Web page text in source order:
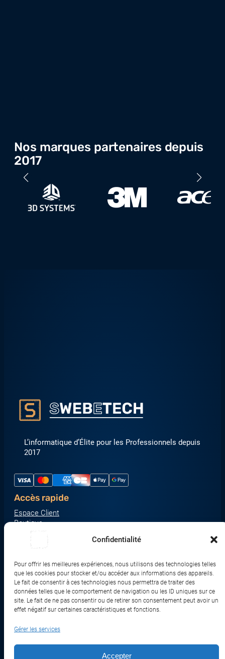
Confidentialité
Pour offrir les meilleures expériences, nous utilisons des technologies telles
que les cookies pour stocker et/ou accéder aux informations des appareils.
Le fait de consentir à ces technologies nous permettra de traiter des
données telles que le comportement de navigation ou les ID uniques sur ce
site. Le fait de ne pas consentir ou de retirer son consentement peut avoir un
effet négatif sur certaines caractéristiques et fonctions.
Gérer les services
Accepter
Nos marques partenaires depuis
2017
L’informatique d’Élite pour les Professionnels depuis
2017
Accès rapide
Espace Client
Boutique
À propos
Nous contacter
Écrans & Moniteurs
Serveurs & Stockage
Impression & Consommables
Ordinateurs & Tablettes
Réseau & IoT